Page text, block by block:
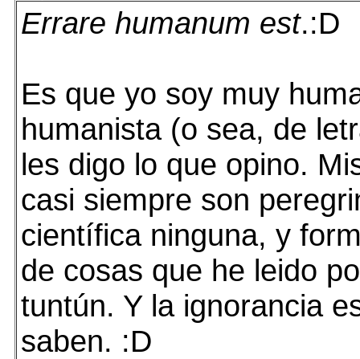
Errare humanum est.:D
Es que yo soy muy
humanista (o sea, de
les digo lo que opino.
casi siempre son
científica ninguna, y
de cosas que he leido
tuntún. Y la ignorancia
saben. :D